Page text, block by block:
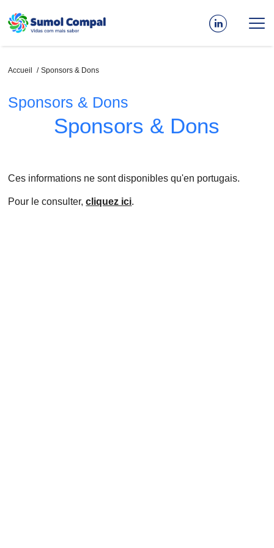
au
Fil
Accueil Sponsors & Dons
Sponsors & Dons
Sponsors & Dons
Ces informations ne sont disponibles qu'en portugais.
Pour le consulter,cliquez ici.